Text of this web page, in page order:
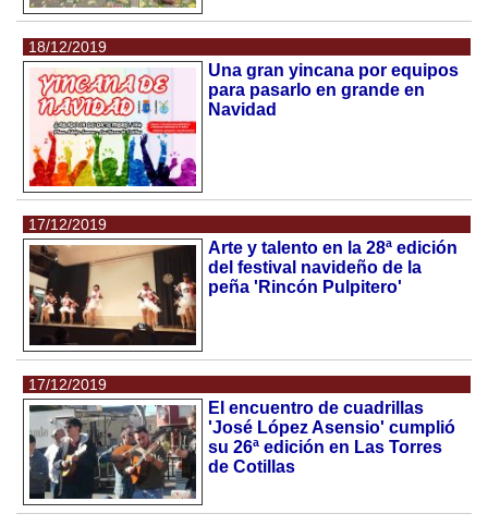
18/12/2019
Una gran yincana por equipos
para pasarlo en grande en
Navidad
17/12/2019
Arte y talento en la 28ª edición
del festival navideño de la
peña 'Rincón Pulpitero'
17/12/2019
El encuentro de cuadrillas
'José López Asensio' cumplió
su 26ª edición en Las Torres
de Cotillas